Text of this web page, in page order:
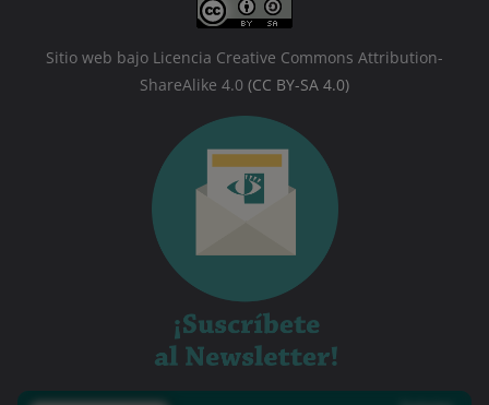
Sitio web bajo Licencia Creative Commons Attribution-
ShareAlike 4.0 (CC BY-SA 4.0)